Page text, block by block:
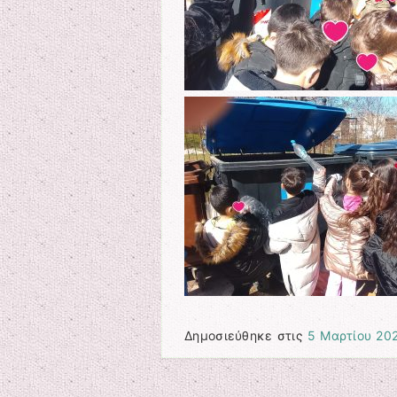
Δημοσιεύθηκε στις 5 Μαρτίου